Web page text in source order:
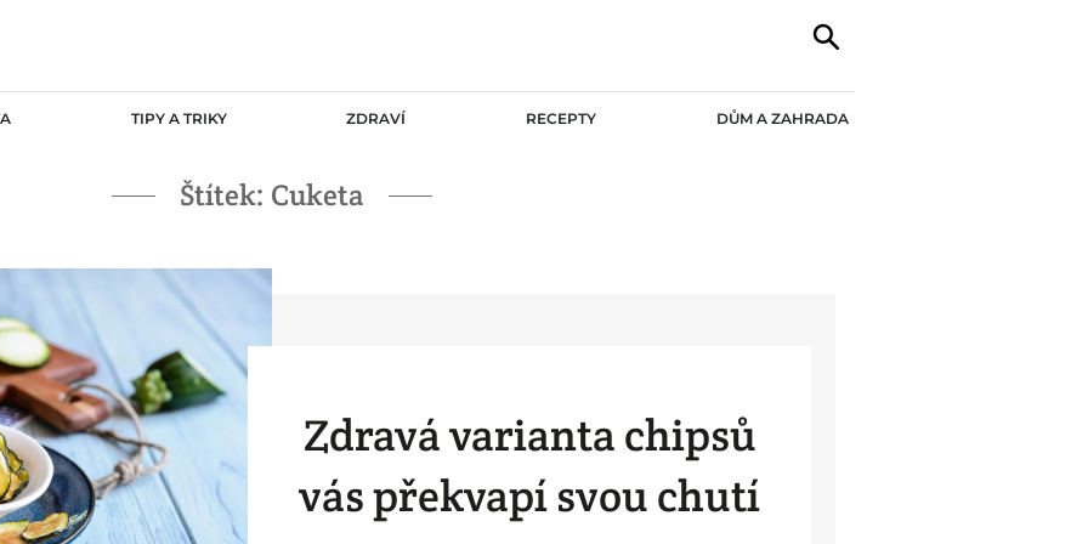
TIPY A TRIKY ZDRAVÍ RECEPTY DŮM A ZAHRADA
Štítek: Cuketa
Zdravá varianta chipsů
vás překvapí svou chutí